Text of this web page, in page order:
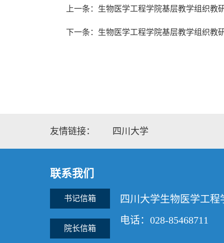
上一条：生物医学工程学院基层教学组织教
下一条：生物医学工程学院基层教学组织教
友情链接： 四川大学
联系我们
书记信箱
院长信箱
四川大学生物医学工程
电话：028-85468711